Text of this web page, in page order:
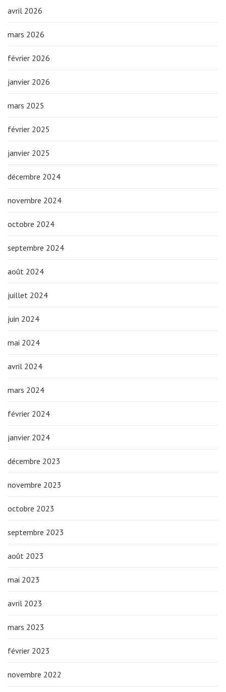
avril 2026
mars 2026
février 2026
janvier 2026
mars 2025
février 2025
janvier 2025
décembre 2024
novembre 2024
octobre 2024
septembre 2024
août 2024
juillet 2024
juin 2024
mai 2024
avril 2024
mars 2024
février 2024
janvier 2024
décembre 2023
novembre 2023
octobre 2023
septembre 2023
août 2023
mai 2023
avril 2023
mars 2023
février 2023
novembre 2022